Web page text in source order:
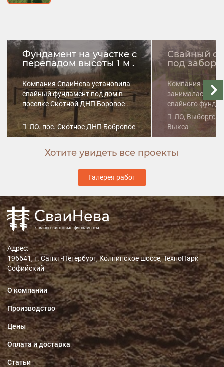
Хотите увидеть все проекты
Галерея работ
Фундамент на участке с
перепадом высоты 1 м .
Компания СваиНева установила
свайный фундамент под дом в
поселке Скотной ДНП Боровое .
ЛО. пос. Скотное ДНП Бобровое
Свайный
под забор
Компания
занималась
свайного
забор из свай.
ЛО,
Выкса
Адрес:
196641, г. Санкт-Петербург, Колпинское шоссе, ТехноПарк
Софийский
О компании
Производство
Цены
Оплата и доставка
Статьи